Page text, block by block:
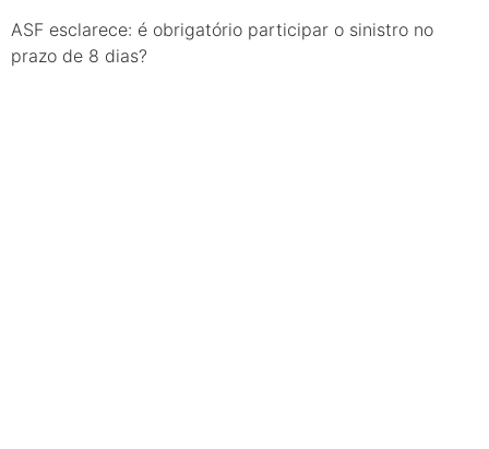
ASF esclarece: é obrigatório participar o sinistro no
prazo de 8 dias?